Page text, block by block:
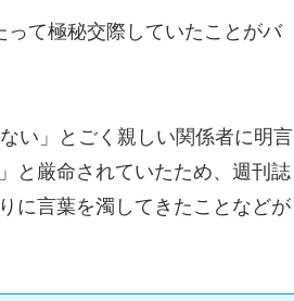
て極秘交際していたことがバ
い」とごく親しい関係者に明言
と厳命されていたため、週刊誌
に言葉を濁してきたことなどが